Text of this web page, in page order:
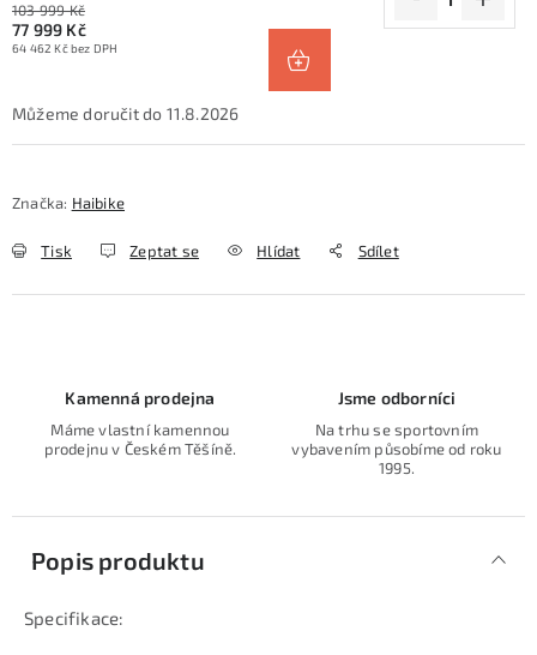
103 999 Kč
77 999 Kč
64 462 Kč bez DPH
11.8.2026
Značka: Haibike
Tisk Zeptat se Hlídat Sdílet
Kamenná prodejna
Máme vlastní kamennou
prodejnu v Českém Těšíně.
Jsme odborníci
Na trhu se sportovním
vybavením působíme od roku
1995.
Popis produktu
Specifikace: